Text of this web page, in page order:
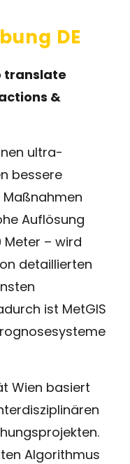
DE
translate
&
ultra-
bessere
Maßnahmen
Auflösung
Meter – wird
detaillierten
ist MetGIS
Wien basiert
Algorithmus